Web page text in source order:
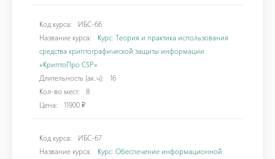
Код курса:
ИБС-66
Название курса:
Курс: Теория и практика использования
средства криптографической защиты информации
«КриптоПро CSP»
Длительность (ак.ч):
16
Кол-во мест:
8
Цена:
11900 ₽
Код курса:
ИБС-67
Название курса:
Курс: Обеспечение информационной